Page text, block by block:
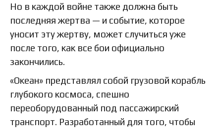
Но в каждой войне также должна быть
последняя жертва — и событие, которое
уносит эту жертву, может случиться уже
после того, как все бои официально
закончились.
«Океан» представлял собой грузовой корабль
глубокого космоса, спешно
переоборудованный под пассажирский
транспорт. Разработанный для того, чтобы